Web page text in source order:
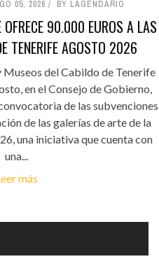
05, 2026 BY LAGENDARIO
OFRECE 90.000 EUROS A LAS
TENERIFE AGOSTO 2026
Museos del Cabildo de Tenerife
en el Consejo de Gobierno,
de las subvenciones
de las galerías de arte de la
una iniciativa que cuenta con
una...
más